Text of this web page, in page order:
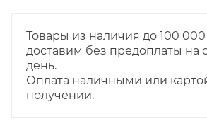
Товары из наличия до 100
доставим без предоплаты на
день.
Оплата наличными или
получении.